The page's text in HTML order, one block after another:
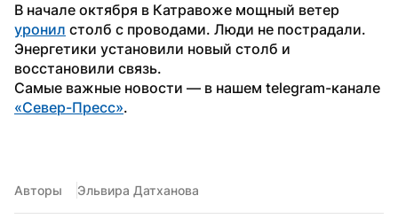
уронил столб с проводами. Люди не пострадали.
Энергетики установили новый столб и
восстановили связь.
«Север-Пресс».
Авторы Эльвира Датханова